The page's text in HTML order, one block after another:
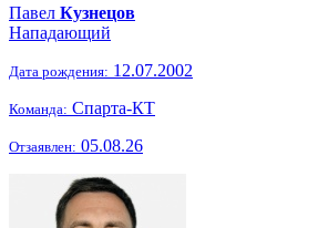
Павел Кузнецов
Нападающий
Дата рождения: 12.07.2002
Команда: Спарта-КТ
Отзаявлен: 05.08.26